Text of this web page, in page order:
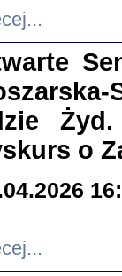
o